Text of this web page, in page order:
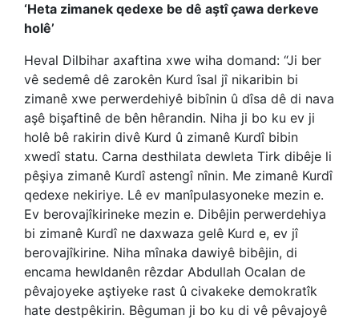
‘Heta zimanek qedexe be dê aştî çawa derkeve
holê’
Heval Dilbihar axaftina xwe wiha domand: “Ji ber
vê sedemê dê zarokên Kurd îsal jî nikaribin bi
zimanê xwe perwerdehiyê bibînin û dîsa dê di nava
aşê bişaftinê de bên hêrandin. Niha ji bo ku ev ji
holê bê rakirin divê Kurd û zimanê Kurdî bibin
xwedî statu. Carna desthilata dewleta Tirk dibêje li
pêşiya zimanê Kurdî astengî nînin. Me zimanê Kurdî
qedexe nekiriye. Lê ev manîpulasyoneke mezin e.
Ev berovajîkirineke mezin e. Dibêjin perwerdehiya
bi zimanê Kurdî ne daxwaza gelê Kurd e, ev jî
berovajîkirine. Niha mînaka dawiyê bibêjin, di
encama hewldanên rêzdar Abdullah Ocalan de
pêvajoyeke aştiyeke rast û civakeke demokratîk
hate destpêkirin. Bêguman ji bo ku di vê pêvajoyê